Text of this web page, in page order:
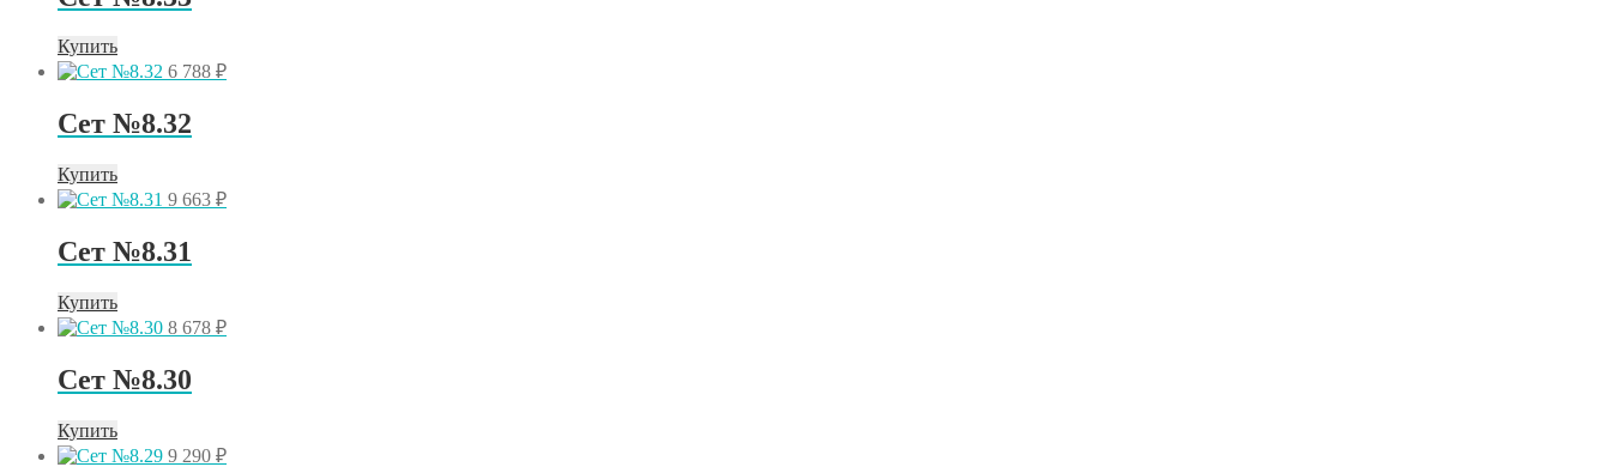
Купить
6 788 ₽
Сет №8.32
Купить
9 663 ₽
Сет №8.31
Купить
8 678 ₽
Сет №8.30
Купить
9 290 ₽